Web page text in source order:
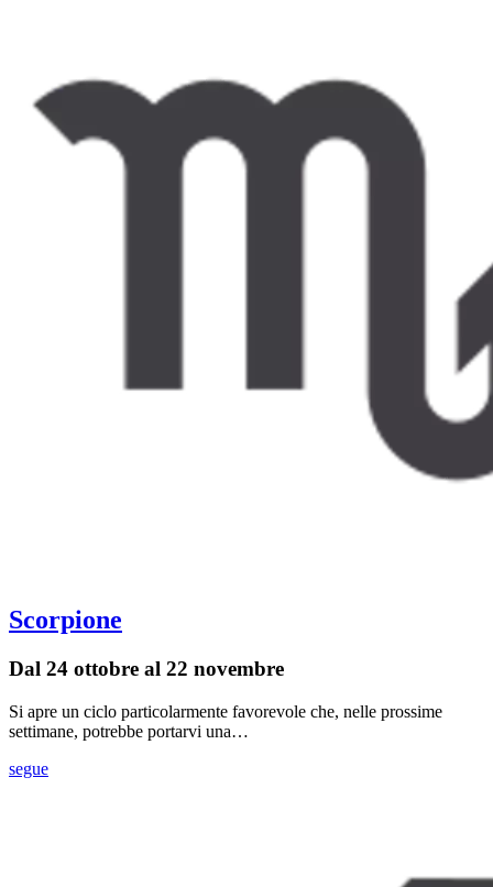
Scorpione
Dal 24 ottobre al 22 novembre
Si apre un ciclo particolarmente favorevole che, nelle prossime
settimane, potrebbe portarvi una…
segue